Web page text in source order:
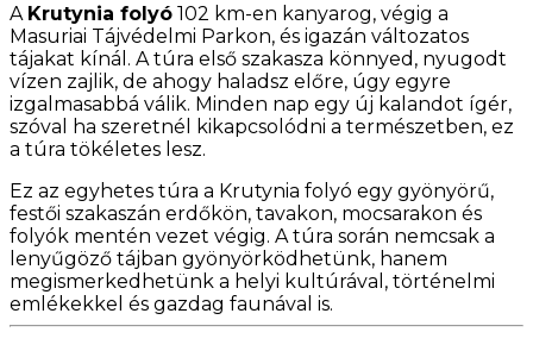
A Krutynia folyó 102 km-en kanyarog, végig a
Masuriai Tájvédelmi Parkon, és igazán változatos
tájakat kínál. A túra első szakasza könnyed, nyugodt
vízen zajlik, de ahogy haladsz előre, úgy egyre
izgalmasabbá válik. Minden nap egy új kalandot ígér,
szóval ha szeretnél kikapcsolódni a természetben, ez
a túra tökéletes lesz.
Ez az egyhetes túra a Krutynia folyó egy gyönyörű,
festői szakaszán erdőkön, tavakon, mocsarakon és
folyók mentén vezet végig. A túra során nemcsak a
lenyűgöző tájban gyönyörködhetünk, hanem
megismerkedhetünk a helyi kultúrával, történelmi
emlékekkel és gazdag faunával is.